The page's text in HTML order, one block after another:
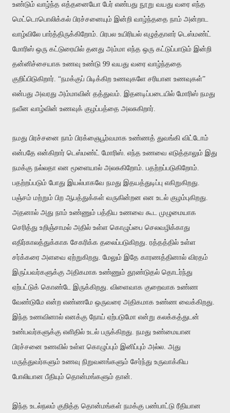
உண்டும் வாழ்ந்த எத்தனையோ பேர் எண்பது நூறு வயது வரை எந்த
மெட்டொபொலிக்கல் பிரச்சனையும் இன்றி வாழ்ந்ததை நாம் அன்றாட
வாழ்விலே பார்த்திருக்கிறோம். பிரபல உயிரியல் எழுத்தாளர் டெஸ்மண்ட்
மோரிஸ் ஒரு கட்டுரையில் தனது அம்மா எந்த ஒரு கட்டுப்பாடும் இன்றி
தன்னிச்சையாக உணவு உண்டு 99 வயது வரை வாழ்ந்ததை
குறிப்பிடுகிறார். “நமக்குப் பிடிக்கிற உணவுகளே சரியான உணவுகள்”
என்பது அவரது அம்மாவின் தத்துவம். இதனடிப்படையில் மோரிஸ் நமது
நவீன வாழ்வின் உணவுக் குழப்பத்தை அலசுகிறார்.
நமது பிரச்சனை நாம் பிரக்ஞைபூர்வமாக உண்ணத் துவங்கி விட்டோம்
என்பதே என்கிறார் டெஸ்மண்ட் மோரிஸ். எந்த உணவை எடுத்தாலும் இது
நமக்கு நல்லதா என மூளையால் அலசுகிறோம். பதற்றப்படுகிறோம்.
பதற்றப்படும் போது இயல்பாகவே நமது இதயத்துடிப்பு எகிறுகிறது.
பஞ்சம் மற்றும் பிற ஆபத்துக்கள் வருகின்றன என உடல் குழம்புகிறது.
அதனால் அது நாம் உண்ணும் பத்திய உணவை கூட முழுமையாக
செரித்து உறிஞ்சாமல் அதில் உள்ள கொழுப்பை செலவழிக்காது
எதிர்காலத்துக்காக சேகரிக்க தலைப்படுகிறது. ரத்தத்தில் உள்ள
சர்க்கரை அளவை ஏற்றுகிறது. மேலும் இதே காரணத்தினால் விரதம்
இருப்பவர்களுக்கு அதிகமாக உண்ணும் தூண்டுதல் தொடர்ந்து
ஏற்பட்டுக் கொண்டே இருக்கிறது. விளைவாக குறைவாக உண்ண
வேண்டுமே என்ற எண்ணமே ஒருவரை அதிகமாக உண்ண வைக்கிறது.
இந்த உணவினால் எனக்கு நோய் ஏற்படுமோ என்று கலக்கத்துடன்
உண்பவர்களுக்கு எளிதில் உடல் பருக்கிறது. நமது உண்மையான
பிரச்சனை உணவில் உள்ள கொழுப்பும் இனிப்பும் அல்ல. அது
மருத்துவர்களும் உணவு நிறுவனங்களும் சேர்ந்து உருவாக்கிய
போலியான பீதியும் தொன்மங்களும் தான்.
இந்த உடல்நலம் குறித்த தொன்மங்கள் நமக்கு பண்பாட்டு ரீதியான